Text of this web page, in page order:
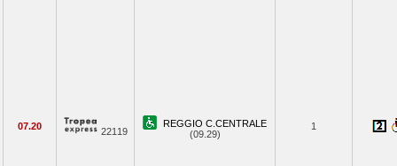
07.20 22119
REGGIO C.CENTRALE
(09.29)
1